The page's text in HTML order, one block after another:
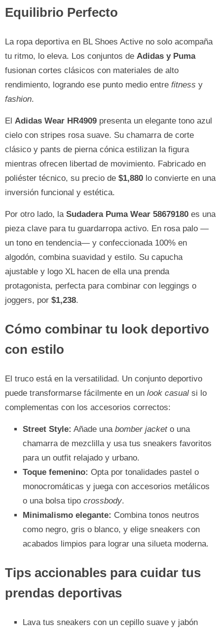
Equilibrio Perfecto
La ropa deportiva en BL Shoes Active no solo acompaña
tu ritmo, lo eleva. Los conjuntos de Adidas y Puma
fusionan cortes clásicos con materiales de alto
rendimiento, logrando ese punto medio entre fitness y
fashion.
El Adidas Wear HR4909 presenta un elegante tono azul
cielo con stripes rosa suave. Su chamarra de corte
clásico y pants de pierna cónica estilizan la figura
mientras ofrecen libertad de movimiento. Fabricado en
poliéster técnico, su precio de $1,880 lo convierte en una
inversión funcional y estética.
Por otro lado, la Sudadera Puma Wear 58679180 es una
pieza clave para tu guardarropa activo. En rosa palo —
un tono en tendencia— y confeccionada 100% en
algodón, combina suavidad y estilo. Su capucha
ajustable y logo XL hacen de ella una prenda
protagonista, perfecta para combinar con leggings o
joggers, por $1,238.
Cómo combinar tu look deportivo
con estilo
El truco está en la versatilidad. Un conjunto deportivo
puede transformarse fácilmente en un look casual si lo
complementas con los accesorios correctos:
Street Style: Añade una bomber jacketo una
chamarra de mezclilla y usa tus sneakers favoritos
para un outfit relajado y urbano.
Toque femenino: Opta por tonalidades pastel o
monocromáticas y juega con accesorios metálicos
o una bolsa tipo crossbody.
Minimalismo elegante: Combina tonos neutros
como negro, gris o blanco, y elige sneakers con
acabados limpios para lograr una silueta moderna.
Tips accionables para cuidar tus
prendas deportivas
Lava tus sneakers con un cepillo suave y jabón